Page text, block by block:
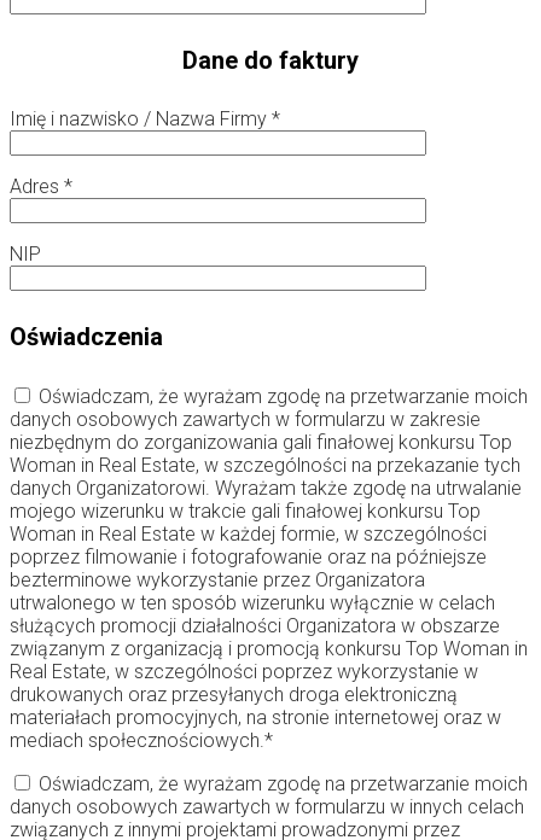
Dane do faktury
Imię i nazwisko / Nazwa Firmy *
Adres *
NIP
Oświadczenia
Oświadczam, że wyrażam zgodę na przetwarzanie moich
danych osobowych zawartych w formularzu w zakresie
niezbędnym do zorganizowania gali finałowej konkursu Top
Woman in Real Estate, w szczególności na przekazanie tych
danych Organizatorowi. Wyrażam także zgodę na utrwalanie
mojego wizerunku w trakcie gali finałowej konkursu Top
Woman in Real Estate w każdej formie, w szczególności
poprzez filmowanie i fotografowanie oraz na późniejsze
bezterminowe wykorzystanie przez Organizatora
utrwalonego w ten sposób wizerunku wyłącznie w celach
służących promocji działalności Organizatora w obszarze
związanym z organizacją i promocją konkursu Top Woman in
Real Estate, w szczególności poprzez wykorzystanie w
drukowanych oraz przesyłanych droga elektroniczną
materiałach promocyjnych, na stronie internetowej oraz w
mediach społecznościowych.*
Oświadczam, że wyrażam zgodę na przetwarzanie moich
danych osobowych zawartych w formularzu w innych celach
związanych z innymi projektami prowadzonymi przez